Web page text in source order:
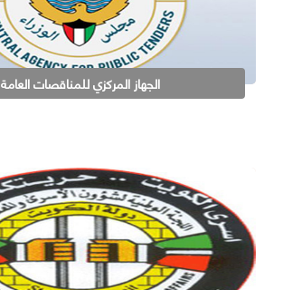
الجهاز المركزي للمناقصات العامة